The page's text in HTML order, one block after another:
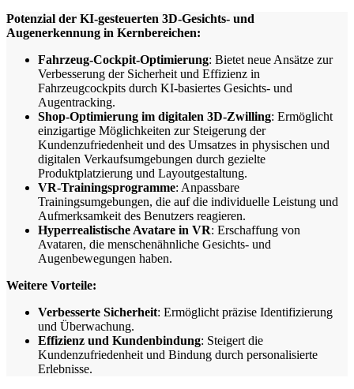
Potenzial der KI-gesteuerten 3D-Gesichts- und
Augenerkennung in Kernbereichen:
Fahrzeug-Cockpit-Optimierung: Bietet neue Ansätze zur
Verbesserung der Sicherheit und Effizienz in
Fahrzeugcockpits durch KI-basiertes Gesichts- und
Augentracking.
Shop-Optimierung im digitalen 3D-Zwilling: Ermöglicht
einzigartige Möglichkeiten zur Steigerung der
Kundenzufriedenheit und des Umsatzes in physischen und
digitalen Verkaufsumgebungen durch gezielte
Produktplatzierung und Layoutgestaltung.
VR-Trainingsprogramme: Anpassbare
Trainingsumgebungen, die auf die individuelle Leistung und
Aufmerksamkeit des Benutzers reagieren.
Hyperrealistische Avatare in VR: Erschaffung von
Avataren, die menschenähnliche Gesichts- und
Augenbewegungen haben.
Weitere Vorteile:
Verbesserte Sicherheit: Ermöglicht präzise Identifizierung
und Überwachung.
Effizienz und Kundenbindung: Steigert die
Kundenzufriedenheit und Bindung durch personalisierte
Erlebnisse.